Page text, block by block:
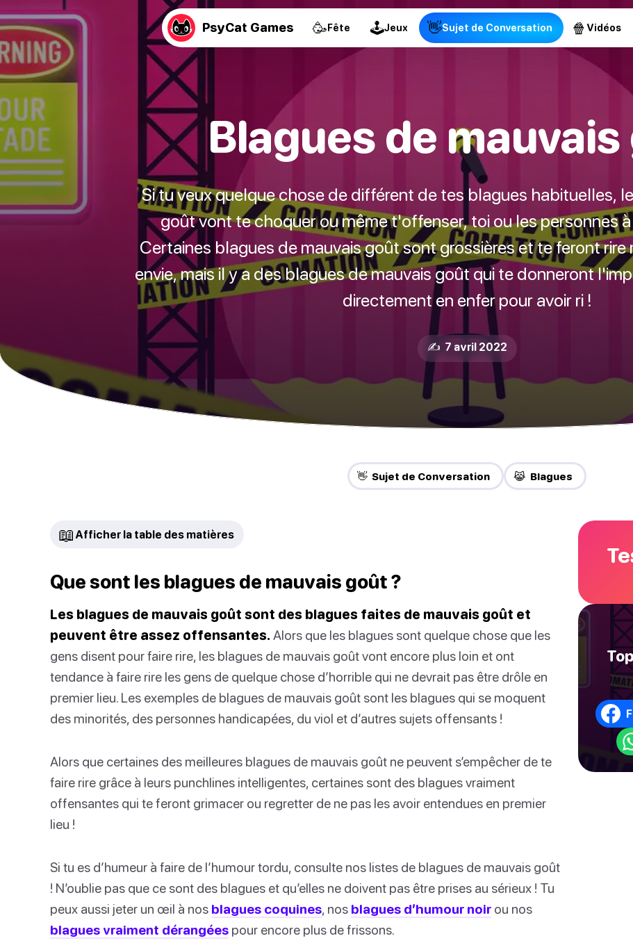
PsyCat Games 🥳Fête 🕹Jeux 👋Sujet de Conversation 🍿 Vidéos
Blagues de
Si tu veux quelque chose de différent de tes blagues habituelles,
goût vont te choquer ou même t'offenser, toi ou les personnes
Certaines blagues de mauvais goût sont grossières et te feront rire
envie, mais il y a des blagues de mauvais goût qui te donneront
directement en enfer pour avoir ri !
✍️ 7 avril 2022
👋 Sujet de Conversation 😹 Blagues
📖 Afficher la table des matières
Que sont les blagues de mauvais goût ?
Les blagues de mauvais goût sont des blagues faites de mauvais goût et
peuvent être assez offensantes. Alors que les blagues sont quelque chose que les
gens disent pour faire rire, les blagues de mauvais goût vont encore plus loin et ont
tendance à faire rire les gens de quelque chose d’horrible qui ne devrait pas être drôle en
premier lieu. Les exemples de blagues de mauvais goût sont les blagues qui se moquent
des minorités, des personnes handicapées, du viol et d’autres sujets offensants !
Alors que certaines des meilleures blagues de mauvais goût ne peuvent s’empêcher de te
faire rire grâce à leurs punchlines intelligentes, certaines sont des blagues vraiment
offensantes qui te feront grimacer ou regretter de ne pas les avoir entendues en premier
lieu !
Si tu es d’humeur à faire de l’humour tordu, consulte nos listes de blagues de mauvais goût
! N’oublie pas que ce sont des blagues et qu’elles ne doivent pas être prises au sérieux ! Tu
peux aussi jeter un œil à nos blagues coquines, nos blagues d’humour noir ou nos
blagues vraiment dérangées pour encore plus de frissons.